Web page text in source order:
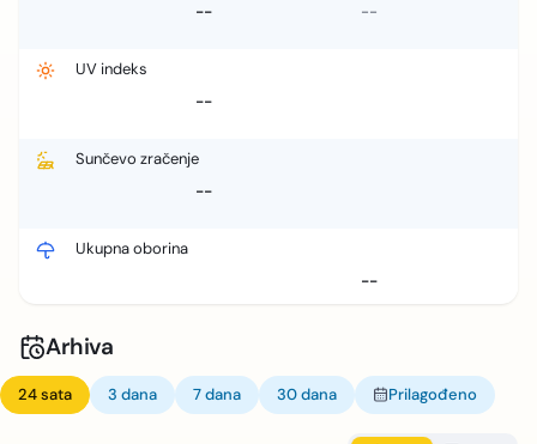
--
--
UV indeks
--
Sunčevo zračenje
--
Ukupna oborina
--
Arhiva
24 sata 3 dana 7 dana 30 dana Prilagođeno